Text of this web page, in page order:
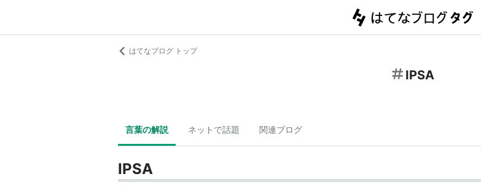
はてなブログ トップ
IPSA
言葉の解説 ネットで話題 関連ブログ
IPSA